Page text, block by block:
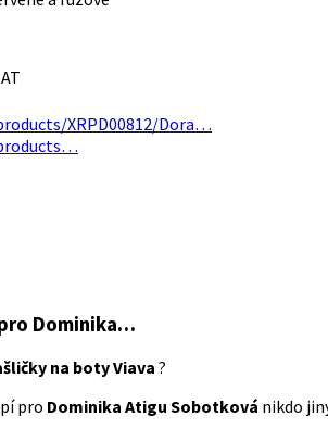
XRPD00812/Dora…
Dominika…
na boty Viava ?
pro Dominika Atigu Sobotková nikdo